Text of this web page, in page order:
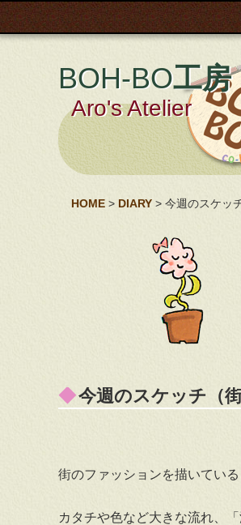
BOH-BO工房
Aro's Atelier
HOME > DIARY > 今週のスケッ
今週のスケッチ（
街のファッションを描いてい
カタチや色など大きな流れ、